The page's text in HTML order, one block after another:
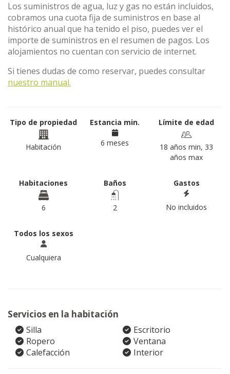
Los suministros de agua, luz y gas no están incluidos,
cobramos una cuota fija de suministros en base al
histórico anual que ha tenido el piso, puedes ver el
importe de suministros en el resumen de pagos. Los
alojamientos no cuentan con servicio de internet.
Si tienes dudas de como reservar, puedes consultar
nuestro manual.
Tipo de propiedad
Habitación
Estancia min.
6 meses
Límite de edad
18 años min, 33
años max
Habitaciones
6
Baños
2
Gastos
No incluidos
Todos los sexos
Cualquiera
Servicios en la habitación
Silla
Escritorio
Ropero
Ventana
Calefacción
Interior